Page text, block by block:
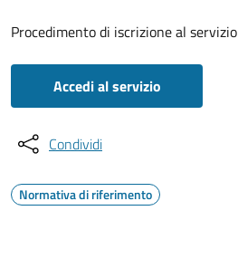
Procedimento di iscrizione al servizio
Accedi al servizio
Condividi
Normativa di riferimento